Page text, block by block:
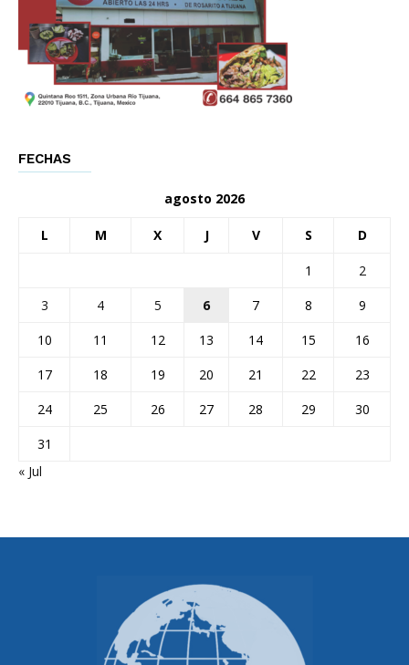
FECHAS
agosto 2026
L M X J V S D
1
2
3
4 5 6 7 8
9
10
11 12 13 14 15
16
17
18 19 20 21 22
23
24
25 26 27 28 29
30
31
« Jul